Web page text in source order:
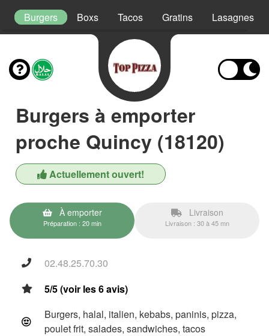
Burgers Boxs Tacos Gratins Lasagnes
Burgers à emporter
proche Quincy (18120)
Actuellement ouvert!
À emporter
Préparation : 20 min
Livraison
Livraison : 30 à 45 mn
02.48.25.70.30
5/5 (voir les 6 avis)
Burgers, halal, italien, kebabs, paninis, pizza,
poulet frit, salades, sandwiches, tacos